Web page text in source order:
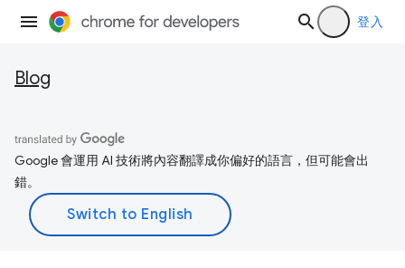
登入
Blog
Google 會運用 AI 技術將內容翻譯成你偏好的語言，但可能會出
錯。